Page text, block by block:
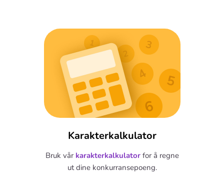
Karakterkalkulator
Bruk vår karakterkalkulatorfor å regne
ut dine konkurransepoeng.